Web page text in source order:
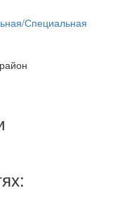
Специальная